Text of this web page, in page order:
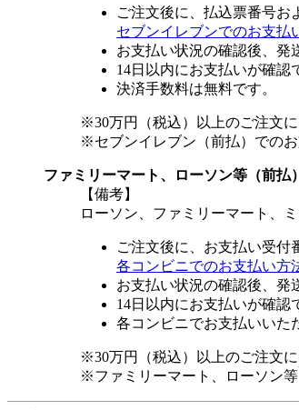
ご注文後に、払込票番号お
セブンイレブンでのお支払
お支払い状況の確認後、発
14日以内にお支払いが確認
決済手数料は無料です。
※30万円（税込）以上のご注文に
※セブンイレブン（前払）での
ファミリーマート、ローソン等（前払）
【備考】
ローソン、ファミリーマート、
ご注文後に、お支払い受付
各コンビニでのお支払い方
お支払い状況の確認後、発
14日以内にお支払いが確認
各コンビニでお支払いいた
※30万円（税込）以上のご注文に
※ファミリーマート、ローソン